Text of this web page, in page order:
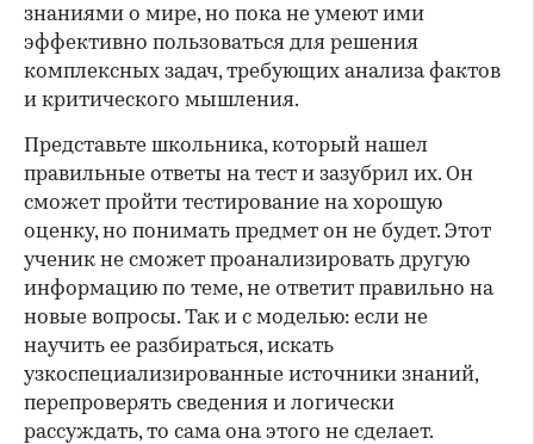
знаниями о мире, но пока не умеют ими
эффективно пользоваться для решения
комплексных задач, требующих анализа фактов
и критического мышления.
Представьте школьника, который нашел
правильные ответы на тест и зазубрил их. Он
сможет пройти тестирование на хорошую
оценку, но понимать предмет он не будет. Этот
ученик не сможет проанализировать другую
информацию по теме, не ответит правильно на
новые вопросы. Так и с моделью: если не
научить ее разбираться, искать
узкоспециализированные источники знаний,
перепроверять сведения и логически
рассуждать, то сама она этого не сделает.